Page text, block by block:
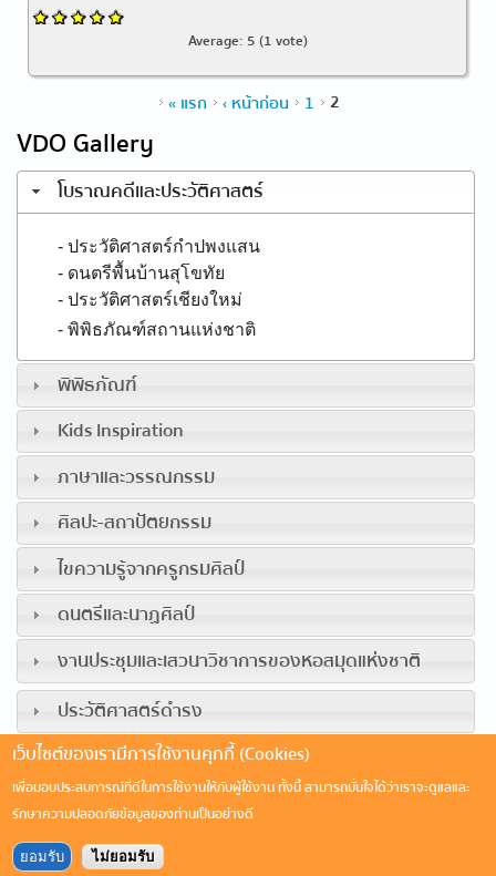
Average: 5 (1 vote)
« แรก ‹ หน้าก่อน 1 2
VDO Gallery
โบราณคดีและประวัติศาสตร์
- ประวัติศาสตร์กำปพงแสน
- ดนตรีพื้นบ้านสุโขทัย
- ประวัติศาสตร์เชียงใหม่
- พิพิธภัณฑ์สถานแห่งชาติ
พิพิธภัณฑ์
Kids Inspiration
ภาษาและวรรณกรรม
ศิลปะ-สถาปัตยกรรม
ไขความรู้จากครูกรมศิลป์
ดนตรีและนาฏศิลป์
งานประชุมและเสวนาวิชาการของหอสมุดแห่งชาติ
ประวัติศาสตร์ดำรง
NLT Edutainment
เว็บไซต์ของเรามีการใช้งานคุกกี้ (Cookies)
เพื่อมอบประสบการณ์ที่ดีในการใช้งานให้กับผู้ใช้งาน ทั้งนี้ สามารถมั่นใจได้ว่าเราจะดูแลและ
รักษาความปลอดภัยข้อมูลของท่านเป็นอย่างดี
ยอมรับ ไม่ยอมรับ